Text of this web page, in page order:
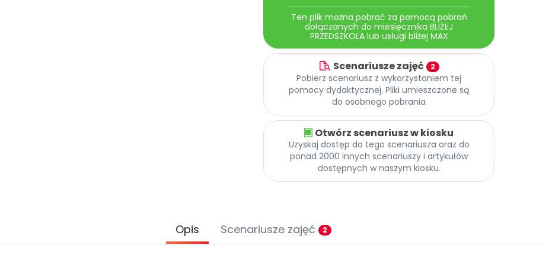
Ten plik można pobrać za pomocą pobrań
dołączanych do miesięcznika BLIŻEJ
PRZEDSZKOLA lub usługi bliżej MAX
Scenariusze zajęć 2
Pobierz scenariusz z wykorzystaniem tej
pomocy dydaktycznej. Pliki umieszczone są
do osobnego pobrania
Otwórz scenariusz w kiosku
Uzyskaj dostęp do tego scenariusza oraz do
ponad 2000 innych scenariuszy i artykułów
dostępnych w naszym kiosku.
Opis Scenariusze zajęć 2